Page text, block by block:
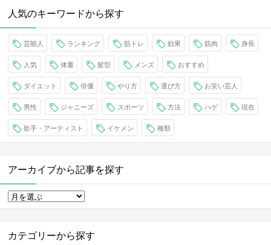
人気のキーワードから探す
芸能人 ランキング 筋トレ 効果 筋肉 身長
人気 体重 髪型 メンズ おすすめ
ダイエット 俳優 やり方 選び方 お笑い芸人
男性 ジャニーズ スポーツ 方法 ハゲ 現在
歌手・アーティスト イケメン 種類
アーカイブから記事を探す
カテゴリーから探す